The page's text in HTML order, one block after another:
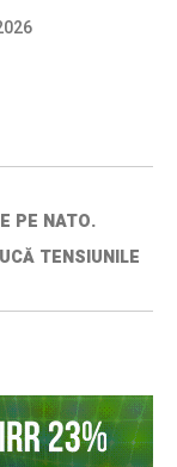
PE NATO.
TENSIUNILE